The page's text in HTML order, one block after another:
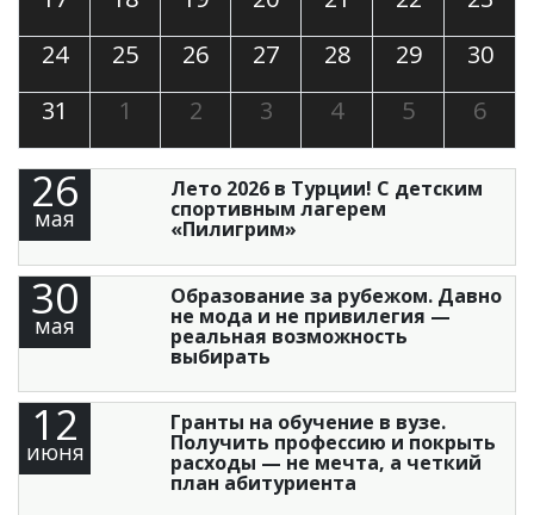
24
25 26 27 28 29
30
31
1 2 3 4 5 6
26
мая
Лето 2026 в Турции! С детским
спортивным лагерем
«Пилигрим»
30
мая
Образование за рубежом. Давно
не мода и не привилегия —
реальная возможность
выбирать
12
июня
Гранты на обучение в вузе.
Получить профессию и покрыть
расходы — не мечта, а четкий
план абитуриента